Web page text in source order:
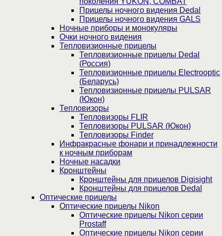
Прицелы ночного видения Dedal
Прицелы ночного видения GALS
Ночные приборы и монокуляры
Очки ночного видения
Тепловизионные прицелы
Тепловизионные прицелы Dedal
(Россия)
Тепловизионные прицелы Electrooptic
(Беларусь)
Тепловизионные прицелы PULSAR
(Юкон)
Тепловизоры
Тепловизоры FLIR
Тепловизоры PULSAR (Юкон)
Тепловизоры Finder
Инфракрасные фонари и принадлежности
к ночным приборам
Ночные насадки
Кронштейны
Кронштейны для прицелов Digisight
Кронштейны для прицелов Dedal
Оптические прицелы
Оптические прицелы Nikon
Оптические прицелы Nikon серии
Prostaff
Оптические прицелы Nikon серии